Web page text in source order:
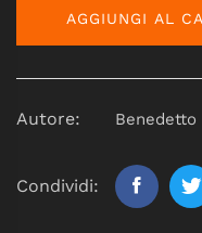
AGGIUNGI AL
Autore: Benedetto
Condividi: